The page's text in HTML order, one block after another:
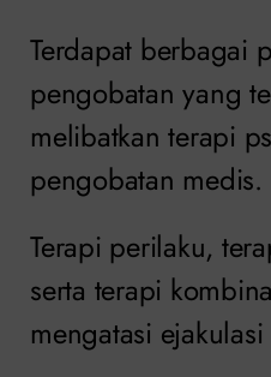
Terdapat berbagai
pengobatan yang
melibatkan terapi
pengobatan medis.
Terapi perilaku,
serta terapi
mengatasi